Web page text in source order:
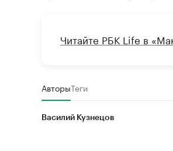
Читайте РБК Life в
АвторыТеги
Василий Кузнецов